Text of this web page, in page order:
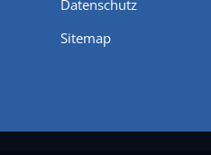
Datenschutz
Sitemap